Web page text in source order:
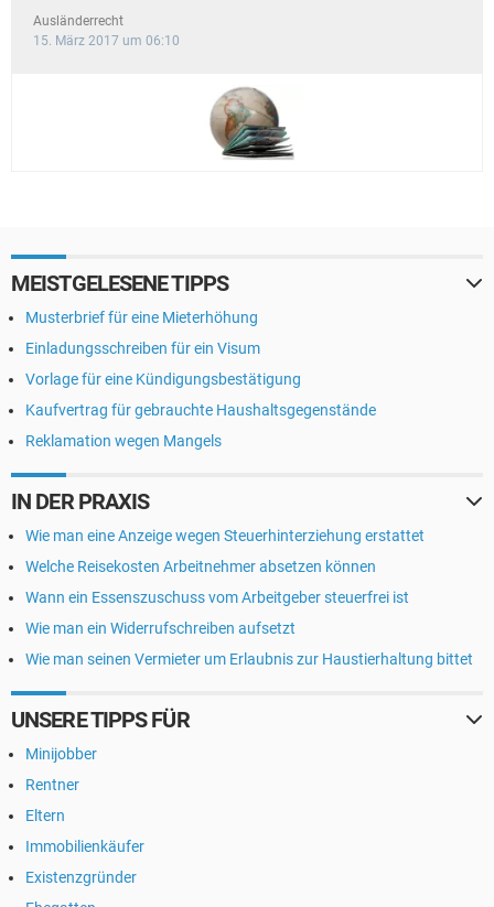
Ausländerrecht
15. März 2017 um 06:10
MEISTGELESENE TIPPS
Musterbrief für eine Mieterhöhung
Einladungsschreiben für ein Visum
Vorlage für eine Kündigungsbestätigung
Kaufvertrag für gebrauchte Haushaltsgegenstände
Reklamation wegen Mangels
IN DER PRAXIS
Wie man eine Anzeige wegen Steuerhinterziehung erstattet
Welche Reisekosten Arbeitnehmer absetzen können
Wann ein Essenszuschuss vom Arbeitgeber steuerfrei ist
Wie man ein Widerrufschreiben aufsetzt
Wie man seinen Vermieter um Erlaubnis zur Haustierhaltung bittet
UNSERE TIPPS FÜR
Minijobber
Rentner
Eltern
Immobilienkäufer
Existenzgründer